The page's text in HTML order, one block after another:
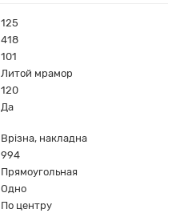
125
418
101
Литой мрамор
120
Да
Врізна, накладна
994
Прямоугольная
Одно
По центру